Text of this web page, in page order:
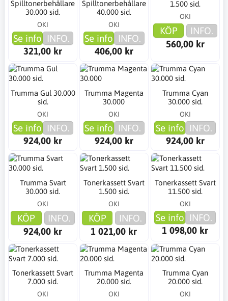
Spilltonerbehållare
30.000 sid.
OKI
Se info INFO.
321,00 kr
Spilltonerbehållare
40.000 sid.
OKI
Se info INFO.
406,00 kr
1.500 sid.
OKI
KÖP
INFO.
560,00 kr
Trumma Gul 30.000
sid.
OKI
Se info INFO.
924,00 kr
Trumma Magenta
30.000
OKI
Se info INFO.
924,00 kr
Trumma Cyan
30.000 sid.
OKI
Se info INFO.
924,00 kr
Trumma Svart
30.000 sid.
OKI
KÖP
INFO.
924,00 kr
Tonerkassett Svart
1.500 sid.
OKI
KÖP
INFO.
1 021,00 kr
Tonerkassett Svart
11.500 sid.
OKI
Se info INFO.
1 098,00 kr
Tonerkassett Svart
7.000 sid.
OKI
Trumma Magenta
20.000 sid.
OKI
Trumma Cyan
20.000 sid.
OKI